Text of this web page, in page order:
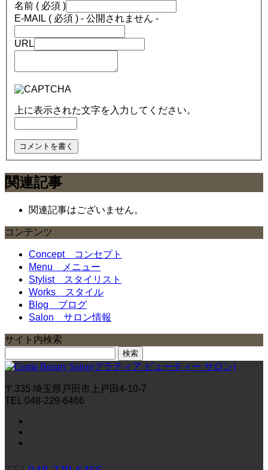
名前 ( 必須 )
E-MAIL ( 必須 ) - 公開されません -
URL
上に表示された文字を入力してください。
関連記事
関連記事はございません。
コンテンツ
Concept
コンセプト
Menu
メニュー
Stylist
スタイリスト
Works
スタイル
Blog ブログ
Salon サロン情報
サイト内検索
索:
〒335 埼玉県戸田市上戸田4-10-7
TEL 048-229-6466